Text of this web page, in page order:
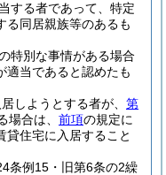
する者であって、特定
る同居親族等のあるも
特別な事情がある場合
適当であると認めたも
しようとする者が、 第
場合は、 前項の規定に
貸住宅に入居すること
条例15・旧第6条の2繰